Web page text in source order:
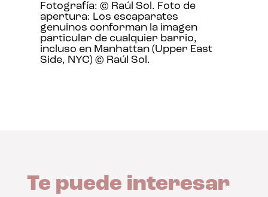
Fotografía: © Raúl Sol. Foto de
apertura: Los escaparates
genuinos conforman la imagen
particular de cualquier barrio,
incluso en Manhattan (Upper East
Side, NYC) © Raúl Sol.
Te puede interesar